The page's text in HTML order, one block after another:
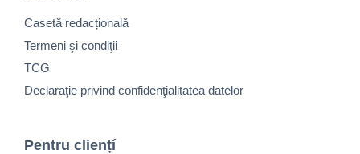
Casetă redacțională
Termeni şi condiţii
TCG
Declaraţie privind confidenţialitatea datelor
Pentru cliențí